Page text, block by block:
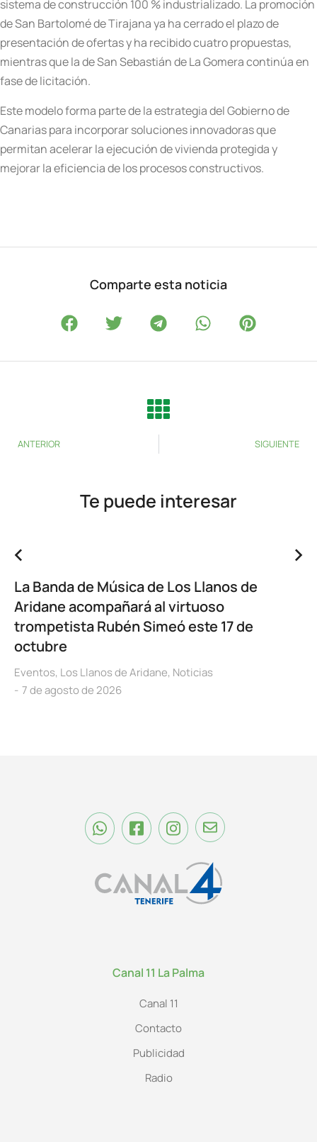
sistema de construcción 100 % industrializado. La promoción
de San Bartolomé de Tirajana ya ha cerrado el plazo de
presentación de ofertas y ha recibido cuatro propuestas,
mientras que la de San Sebastián de La Gomera continúa en
fase de licitación.
Este modelo forma parte de la estrategia del Gobierno de
Canarias para incorporar soluciones innovadoras que
permitan acelerar la ejecución de vivienda protegida y
mejorar la eficiencia de los procesos constructivos.
Comparte esta noticia
ANTERIOR SIGUIENTE
Te puede interesar
La Banda de Música de Los Llanos de
Aridane acompañará al virtuoso
trompetista Rubén Simeó este 17 de
octubre
Eventos, Los Llanos de Aridane, Noticias
7 de agosto de 2026
Canal 11 La Palma
Canal 11
Contacto
Publicidad
Radio